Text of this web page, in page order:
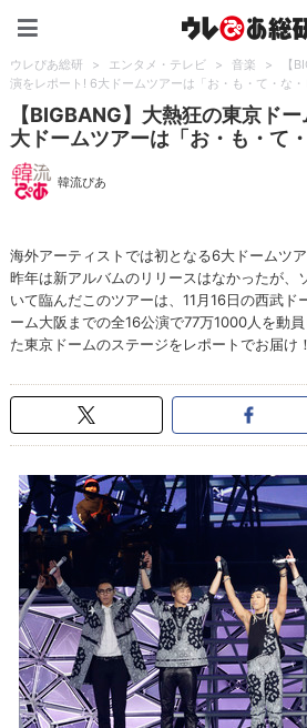
ウレぴあ総研 > エンタメ・テレビ > 音楽 >
【
演をレポート! 6大ドームツアーは「お・も・て・な・
【BIGBANG】大熱狂の東京ド
大ドームツアーは「お・も・て・
韓流ぴあ
海外アーティストでは初となる6大ドームツア
昨年は新アルバムのリリースはなかったが、
いて臨んだこのツアーは、11月16日の西武ド
ーム大阪までの全16公演で77万1000人を動
た東京ドームのステージをレポートでお届け！